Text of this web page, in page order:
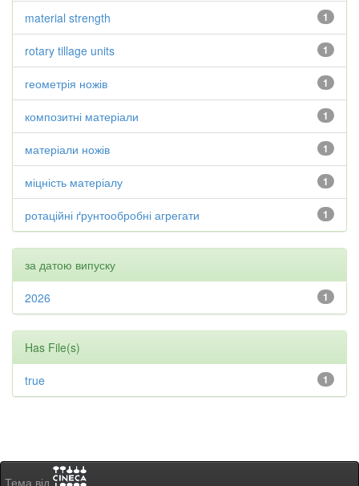
1
material strength
1
rotary tillage units
1
геометрія ножів
1
композитні матеріали
1
матеріали ножів
1
міцність матеріалу
1
ротаційні ґрунтообробні агрегати
за датою випуску
1
2026
Has File(s)
1
true
Тема від